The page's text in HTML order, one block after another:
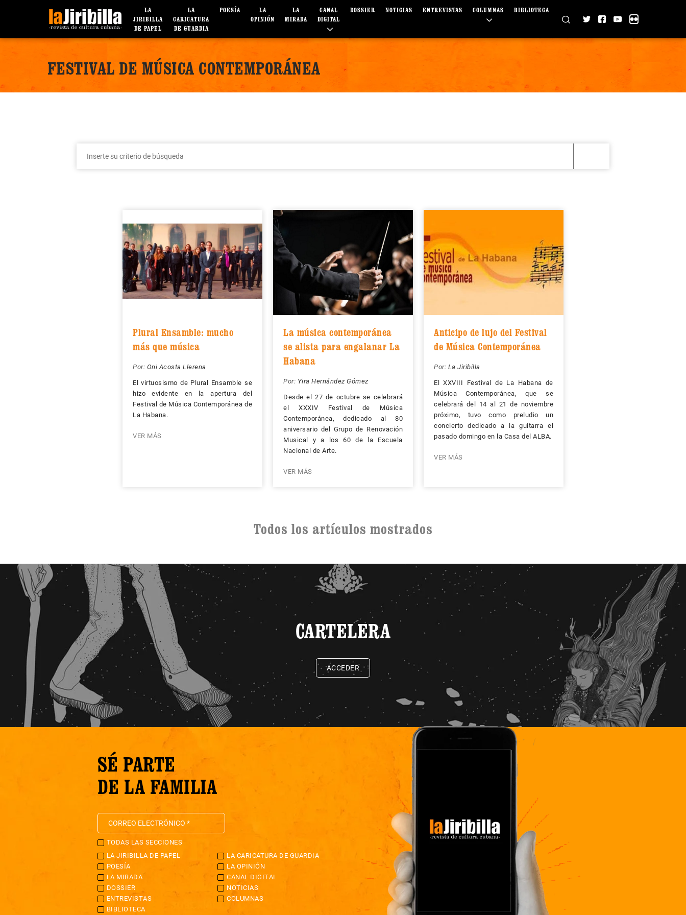
LA
JIRIBILLA
DE PAPEL
LA
CARICATURA
DE GUARDIA
POESÍA
LA
OPINIÓN
LA
MIRADA
CANAL
DIGITAL
DOSSIER NOTICIAS ENTREVISTAS COLUMNAS BIBLIOTECA
FESTIVAL DE MÚSICA CONTEMPORÁNEA
Plural Ensamble: mucho
más que música
Por: Oni Acosta Llerena
El virtuosismo de Plural Ensamble se
hizo evidente en la apertura del
Festival de Música Contemporánea de
La Habana.
VER MÁS
La música contemporánea
se alista para engalanar La
Habana
Por: Yira Hernández Gómez
Desde el 27 de octubre se celebrará
el XXXIV Festival de Música
Contemporánea, dedicado al 80
aniversario del Grupo de Renovación
Musical y a los 60 de la Escuela
Nacional de Arte.
VER MÁS
Anticipo de lujo del Festival
de Música Contemporánea
Por: La Jiribilla
El XXVIII Festival de La Habana de
Música Contemporánea, que se
celebrará del 14 al 21 de noviembre
próximo, tuvo como preludio un
concierto dedicado a la guitarra el
pasado domingo en la Casa del ALBA.
VER MÁS
Todos los artículos mostrados
CARTELERA
ACCEDER
SÉ PARTE
DE LA FAMILIA
TODAS LAS SECCIONES
LA JIRIBILLA DE PAPEL
LA CARICATURA DE GUARDIA
POESÍA
LA OPINIÓN
LA MIRADA
CANAL DIGITAL
DOSSIER
NOTICIAS
ENTREVISTAS
COLUMNAS
BIBLIOTECA